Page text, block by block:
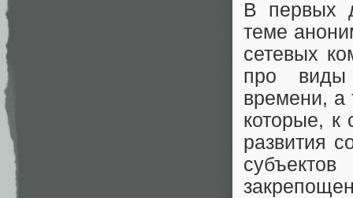
В первых
теме
сетевых
про виды
времени, а
которые, к
развития